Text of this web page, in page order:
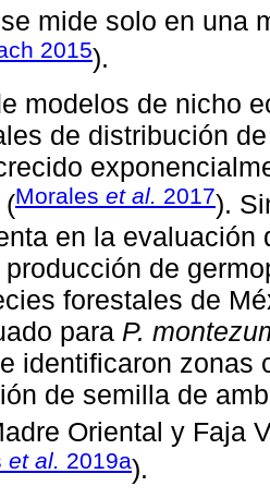
mide solo en una
2015).
modelos de nicho
de distribución
(Morales et al. 2017).
en la
de
forestales de
para P.
identificaron zonas
de semilla de
Oriental y Faja
et al. 2019a).